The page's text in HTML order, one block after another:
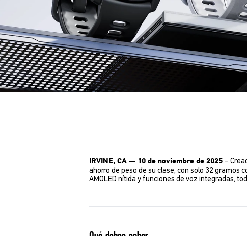
IRVINE, CA — 10 de noviembre de 2025 –
ahorro de peso de su clase, con solo 32 gramos
AMOLED nítida y funciones de voz integradas,